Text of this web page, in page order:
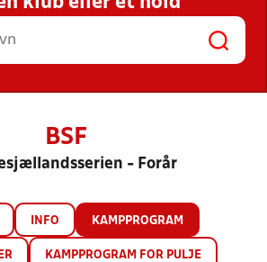
HOLD
BSF
- Forår
INFO KAMPPROGRAM
KAMPPROGRAM FOR PULJE